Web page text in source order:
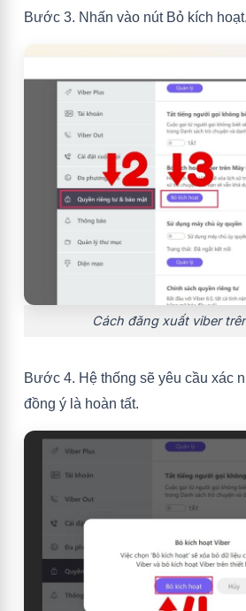
Bước 3. Nhấn vào nút Bỏ kích hoạt.
Cách đăng xuất viber
Bước 4. Hệ thống sẽ yêu cầu xác
đồng ý là hoàn tất.